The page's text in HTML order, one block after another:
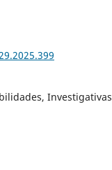
Investigativas